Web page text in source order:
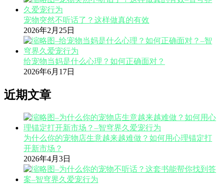
宠物突然不听话了？这样做真的有效
2026年2月25日
给宠物当妈是什么心理？如何正确面对？
2026年6月17日
近期文章
为什么你的宠物店生意越来越难做？如何用心理锚定打
开新市场？
2026年4月3日